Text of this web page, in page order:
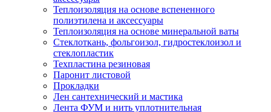
Теплоизоляция на основе вспененного
полиэтилена и аксессуары
Теплоизоляция на основе минеральной ваты
Стеклоткань, фольгоизол, гидростеклоизол и
стеклопластик
Техпластина резиновая
Паронит листовой
Прокладки
Лен сантехнический и мастика
Лента ФУМ и нить уплотнительная